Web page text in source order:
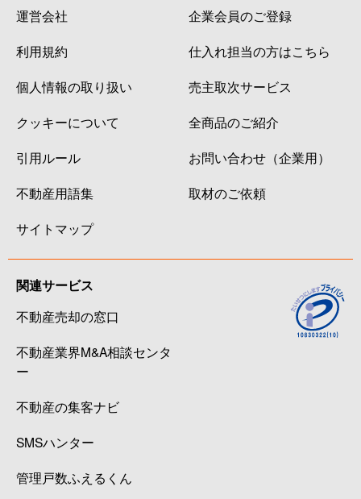
運営会社
利用規約
個人情報の取り扱い
クッキーについて
引用ルール
不動産用語集
サイトマップ
企業会員のご登録
仕入れ担当の方はこちら
売主取次サービス
全商品のご紹介
お問い合わせ（企業用）
取材のご依頼
関連サービス
不動産売却の窓口
不動産業界M&A相談センタ
ー
不動産の集客ナビ
SMSハンター
管理戸数ふえるくん